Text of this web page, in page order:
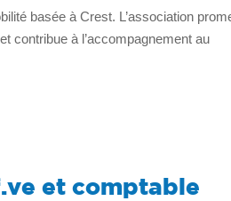
basée à Crest. L’association
contribue à l’accompagnement au
et comptable